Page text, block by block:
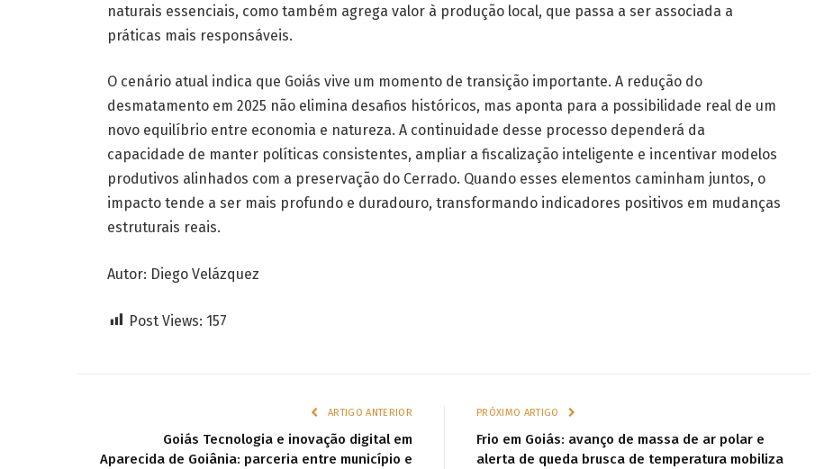
naturais essenciais, como também agrega valor à produção local, que passa a ser associada a
práticas mais responsáveis.
O cenário atual indica que Goiás vive um momento de transição importante. A redução do
desmatamento em 2025 não elimina desafios históricos, mas aponta para a possibilidade real de um
novo equilíbrio entre economia e natureza. A continuidade desse processo dependerá da
capacidade de manter políticas consistentes, ampliar a fiscalização inteligente e incentivar modelos
produtivos alinhados com a preservação do Cerrado. Quando esses elementos caminham juntos, o
impacto tende a ser mais profundo e duradouro, transformando indicadores positivos em mudanças
estruturais reais.
Autor: Diego Velázquez
Post Views: 157
ARTIGO ANTERIOR
Goiás Tecnologia e inovação digital em
Aparecida de Goiânia: parceria entre município e
PRÓXIMO ARTIGO
Frio em Goiás: avanço de massa de ar polar e
alerta de queda brusca de temperatura mobiliza